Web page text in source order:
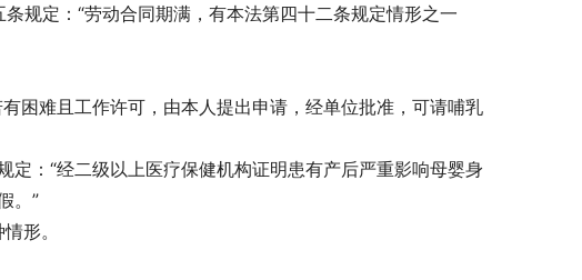
规定：“劳动合同期满，有本法第四十二条规定情形之一
困难且工作许可，由本人提出申请，经单位批准，可请哺乳
定：“经二级以上医疗保健机构证明患有产后严重影响母婴身
。”
形。